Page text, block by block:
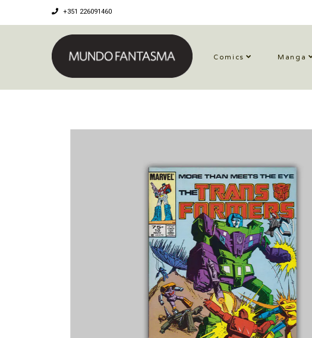
+351 226091460
Comics Manga